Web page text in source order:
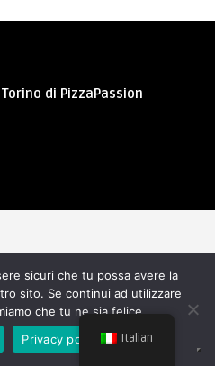
di PizzaPassion
Italian
sicuri che tu possa avere la
sito. Se continui ad utilizzare
che tu ne sia felice.
Privacy policy